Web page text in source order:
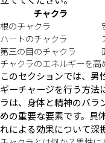
チャクラ
根のチャクラ
ハートのチャクラ
第三の目のチャクラ
チャクラのエネルギーを
このセクションでは、男
ギーチャージを行う方法
ラは、身体と精神のバラ
めの重要な要素です。具
れによる効果について深